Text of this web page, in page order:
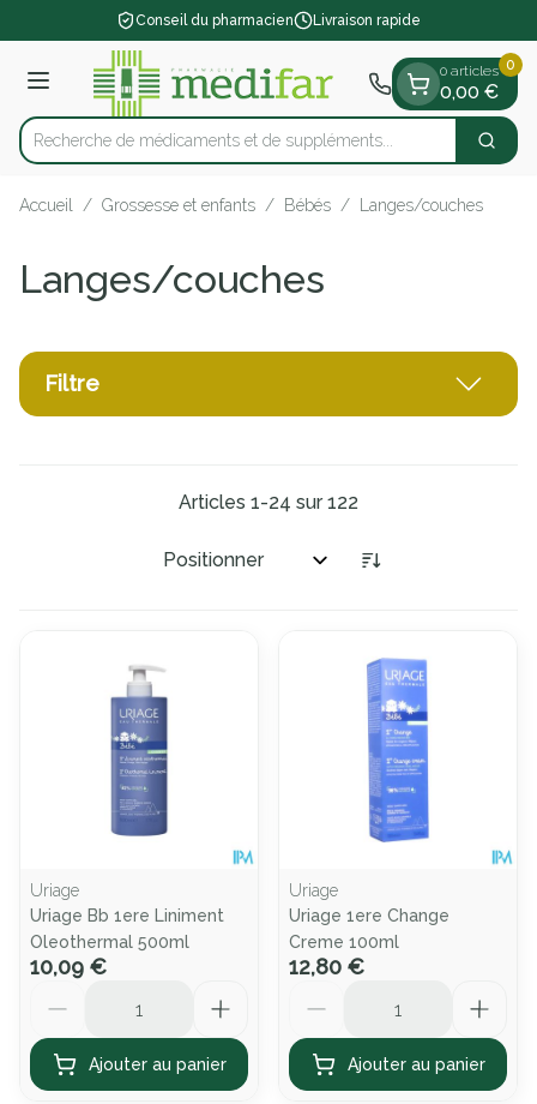
Aller au contenu
1 de 1Conseil du pharmacien Livraison rapide
Menu
Rechercher
Recherche de médicaments et de supp
0 articles
0,00 €
0
Accueil / Grossesse et enfants / Bébés / Langes/couches
Langes/couches
Filtre
Articles 1-24 sur122
Trier par:
Uriage
Uriage Bb 1ere Liniment
Oleothermal 500ml
10,09 €
Ajouter au panier
Uriage
Uriage 1ere Change
Creme 100ml
12,80 €
Ajouter au panier